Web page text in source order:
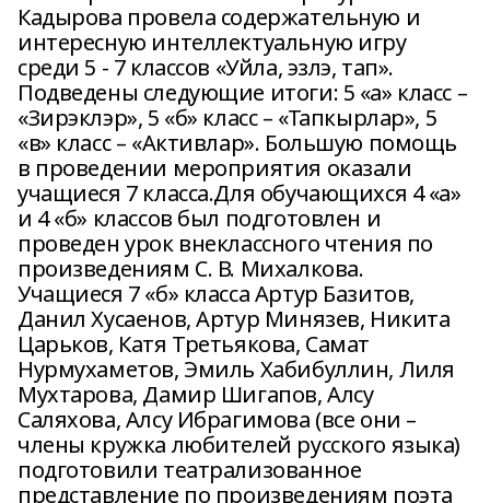
Кадырова провела содержательную и
интересную интеллектуальную игру
среди 5 - 7 классов «Уйла, эзлэ, тап».
Подведены следующие итоги: 5 «а» класс –
«Зирэклэр», 5 «б» класс – «Тапкырлар», 5
«в» класс – «Активлар». Большую помощь
в проведении мероприятия оказали
учащиеся 7 класса.Для обучающихся 4 «а»
и 4 «б» классов был подготовлен и
проведен урок внеклассного чтения по
произведениям С. В. Михалкова.
Учащиеся 7 «б» класса Артур Базитов,
Данил Хусаенов, Артур Минязев, Никита
Царьков, Катя Третьякова, Самат
Нурмухаметов, Эмиль Хабибуллин, Лиля
Мухтарова, Дамир Шигапов, Алсу
Саляхова, Алсу Ибрагимова (все они –
члены кружка любителей русского языка)
подготовили театрализованное
представление по произведениям поэта